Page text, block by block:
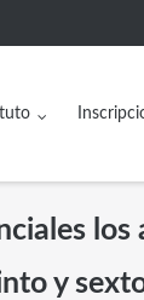
los
y